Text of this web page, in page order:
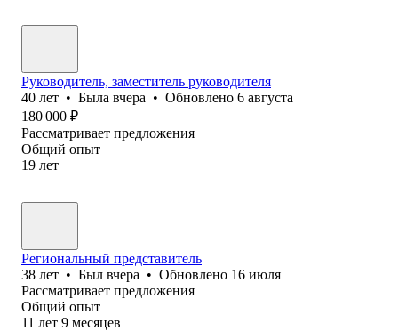
Руководитель, заместитель руководителя
40 лет • Была вчера • Обновлено 6 августа
180 000 ₽
Рассматривает предложения
Общий опыт
19 лет
Региональный представитель
38 лет • Был вчера • Обновлено 16 июля
Рассматривает предложения
Общий опыт
11 лет 9 месяцев